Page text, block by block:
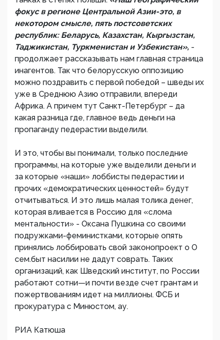
фокус в регионе Центральной Азии-это, в
некотором смысле, пять постсоветских
республик: Беларусь, Казахстан, Кыргызстан,
Таджикистан, Туркменистан и Узбекистан», -
продолжает рассказывать нам главная страница
инагентов. Так что белорусскую оппозицию
можно поздравить с первой победой – шведы их
уже в Среднюю Азию отправили, впереди
Африка. А причем тут Санкт-Петербург – да
какая разница где, главное ведь деньги на
пропаганду педерастии выделили.
И это, чтобы вы понимали, только последние
программы, на которые уже выделили деньги и
за которые «наши» лоббисты педерастии и
прочих «демократических ценностей» будут
отчитываться. И это лишь малая толика денег,
которая вливается в Россию для «слома
ментальности» - Оксана Пушкина со своими
подружками-феминистками, которые опять
принялись лоббировать свой законопроект о О
сем.быт насилии не дадут соврать. Таких
организаций, как Шведский институт, по России
работают сотни—и почти везде счет грантам и
пожертвованиям идет на миллионы. ФСБ и
прокуратура с Минюстом, ау.
РИА Катюша